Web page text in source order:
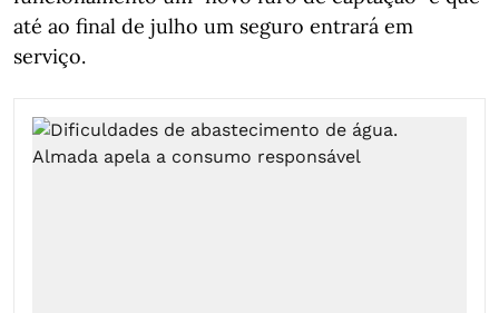
até ao final de julho um seguro entrará em
serviço.